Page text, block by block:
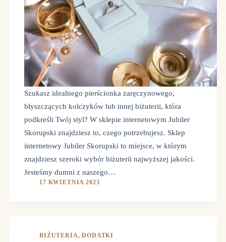
Szukasz idealnego pierścionka zaręczynowego,
błyszczących kolczyków lub innej biżuterii, która
podkreśli Twój styl? W sklepie internetowym Jubiler
Skorupski znajdziesz to, czego potrzebujesz. Sklep
internetowy Jubiler Skorupski to miejsce, w którym
znajdziesz szeroki wybór biżuterii najwyższej jakości.
Jesteśmy dumni z naszego…
17 KWIETNIA 2023
BIŻUTERIA,DODATKI